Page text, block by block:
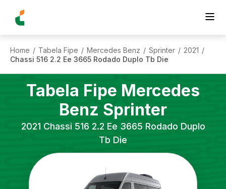
Home / Tabela Fipe / Mercedes Benz / Sprinter / 2021 /
Chassi 516 2.2 Ee 3665 Rodado Duplo Tb Die
Tabela Fipe Mercedes
Benz Sprinter
2021 Chassi 516 2.2 Ee 3665 Rodado Duplo
Tb Die